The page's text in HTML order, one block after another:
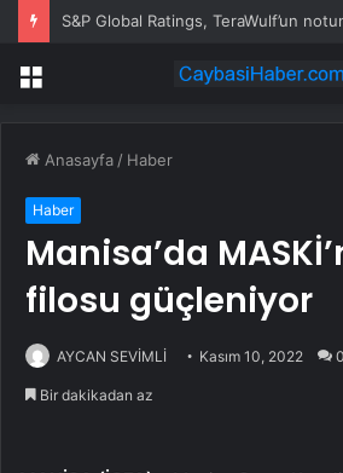
Menü
Anasayfa / Haber
Haber
Manisa’da
filosu güçleniyor
AYCAN SEVİMLİ Kasım 10, 2022 0
Bir dakikadan az